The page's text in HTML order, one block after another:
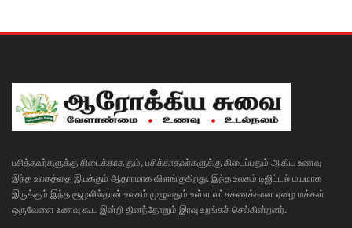
பசித்தவர்களுக்கு கிடைக்காத தும், பசிக்காதவர்களுக்கு கிடைப்பதும் ஆகிய உணவு
இந்த உலகத்தை இயக்கும் ஆதாரமாக விளங்குகிறது. இந்த உலகம் டிஜிட்டல் மயமாக
இருக்கும் இந்த சூழலில்தான் உலகம் முழுவதும் உள்ள லட்சகணக்கான ஏழை மக்கள்
ஒருவேளை உணவு கூட இன்றி தினந்தோறும் இரவு உறங்கச் செல்கின்றனர்.